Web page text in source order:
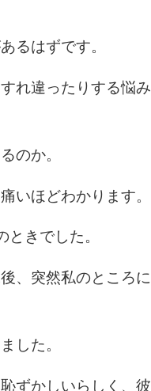
るはずです。
れ違ったりする悩み
のか。
いほどわかります。
きでした。
、突然私のところに
した。
ずかしいらしく、彼